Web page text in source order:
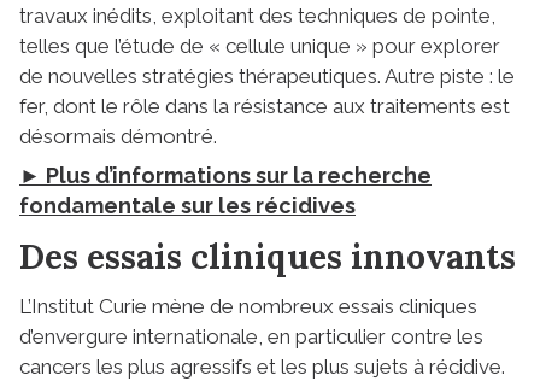
travaux inédits, exploitant des techniques de pointe,
telles que l’étude de « cellule unique » pour explorer
de nouvelles stratégies thérapeutiques. Autre piste : le
fer, dont le rôle dans la résistance aux traitements est
désormais démontré.
► Plus d’informations sur la recherche
fondamentale sur les récidives
Des essais cliniques innovants
L’Institut Curie mène de nombreux essais cliniques
d’envergure internationale, en particulier contre les
cancers les plus agressifs et les plus sujets à récidive.